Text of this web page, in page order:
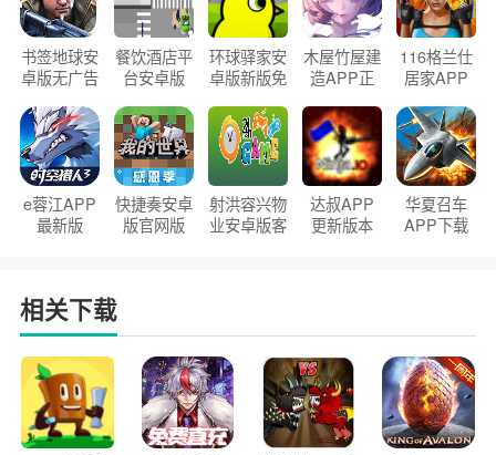
书签地球安
卓版无广告
餐饮酒店平
台安卓版
环球驿家安
卓版新版免
木屋竹屋建
造APP正
116格兰仕
居家APP
e蓉江APP
最新版
快捷奏安卓
版官网版
射洪容兴物
业安卓版客
达叔APP
更新版本
华夏召车
APP下载
相关下载